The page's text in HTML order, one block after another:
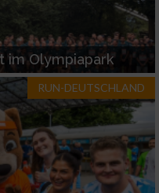
im Olympiapark
RUN-DEUTSCHLAND